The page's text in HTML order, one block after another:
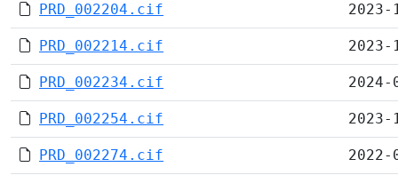
PRD_002204.cif
PRD_002214.cif
PRD_002234.cif
PRD_002254.cif
PRD_002274.cif